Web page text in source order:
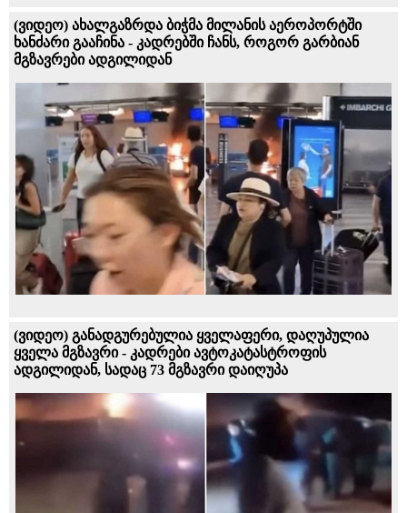
(ვიდეო) ახალგაზრდა ბიჭმა მილანის აეროპორტში
ხანძარი გააჩინა - კადრებში ჩანს, როგორ გარბიან
მგზავრები ადგილიდან
(ვიდეო) განადგურებულია ყველაფერი, დაღუპულია
ყველა მგზავრი - კადრები ავტოკატასტროფის
ადგილიდან, სადაც 73 მგზავრი დაიღუპა